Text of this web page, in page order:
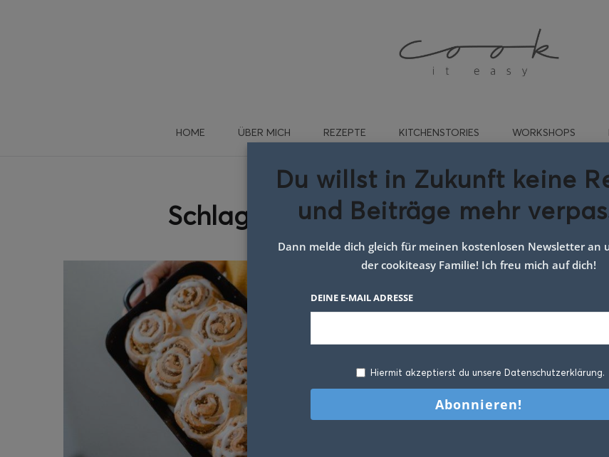
HOME ÜBER MICH REZEPTE KITCHENSTORIES WORKSHOPS
Schlagwort:Tipps süßer Hefeteig
Du willst in Zukunft keine
und Beiträge mehr
Dann melde dich gleich für meinen kostenlosen Newsletter an
der cookiteasy Familie! Ich freu mich auf dich!
DEINE E-MAIL ADRESSE
Hiermit akzeptierst du unsere Datenschutzerklärung.